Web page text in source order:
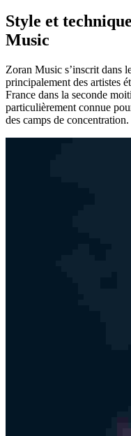
Style et
Music
Zoran Music s’inscrit dans
principalement des artistes
France dans la seconde
particulièrement connue
des camps de concentration.